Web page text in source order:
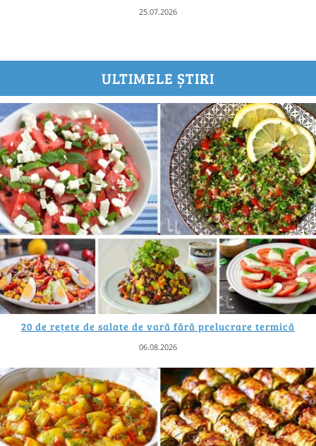
25.07.2026
ULTIMELE ȘTIRI
20 de rețete de salate de vară fără prelucrare termică
06.08.2026